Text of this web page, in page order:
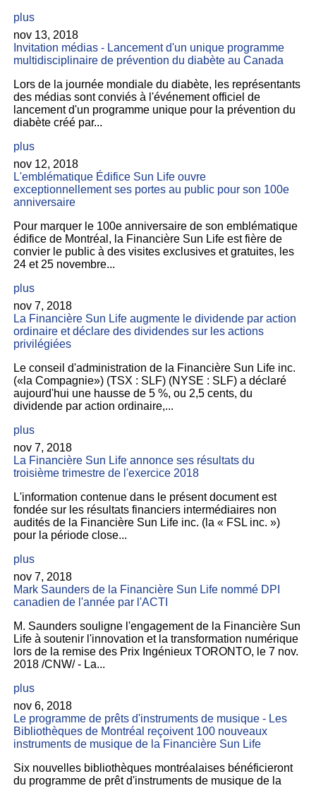
plus
nov 13, 2018
Invitation médias - Lancement d'un unique programme
multidisciplinaire de prévention du diabète au Canada
Lors de la journée mondiale du diabète, les représentants
des médias sont conviés à l'événement officiel de
lancement d'un programme unique pour la prévention du
diabète créé par...
plus
nov 12, 2018
L'emblématique Édifice Sun Life ouvre
exceptionnellement ses portes au public pour son 100e
anniversaire
Pour marquer le 100e anniversaire de son emblématique
édifice de Montréal, la Financière Sun Life est fière de
convier le public à des visites exclusives et gratuites, les
24 et 25 novembre...
plus
nov 7, 2018
La Financière Sun Life augmente le dividende par action
ordinaire et déclare des dividendes sur les actions
privilégiées
Le conseil d'administration de la Financière Sun Life inc.
(«la Compagnie») (TSX : SLF) (NYSE : SLF) a déclaré
aujourd'hui une hausse de 5 %, ou 2,5 cents, du
dividende par action ordinaire,...
plus
nov 7, 2018
La Financière Sun Life annonce ses résultats du
troisième trimestre de l'exercice 2018
L'information contenue dans le présent document est
fondée sur les résultats financiers intermédiaires non
audités de la Financière Sun Life inc. (la « FSL inc. »)
pour la période close...
plus
nov 7, 2018
Mark Saunders de la Financière Sun Life nommé DPI
canadien de l'année par l'ACTI
M. Saunders souligne l'engagement de la Financière Sun
Life à soutenir l'innovation et la transformation numérique
lors de la remise des Prix Ingénieux TORONTO, le 7 nov.
2018 /CNW/ - La...
plus
nov 6, 2018
Le programme de prêts d'instruments de musique - Les
Bibliothèques de Montréal reçoivent 100 nouveaux
instruments de musique de la Financière Sun Life
Six nouvelles bibliothèques montréalaises bénéficieront
du programme de prêt d'instruments de musique de la